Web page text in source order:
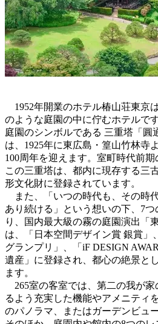
1952年開業のホテル椿山荘東京
のような庭園の中に佇むホテルです
庭園のシンボルである 三重塔「圓
は、1925年に東広島・篁山竹林寺
100周年を迎えます。室町時代前
この三重塔は、都内に現存する三
形文化財に登録されています。
また、「いつの時代も、その時
あり続ける」という想いの下、7
り、国内最大級の霧の庭園演出「
は、「日本空間デザイン賞 銀賞」
グランプリ」、「iF DESIGN
遺産」に登録され、都心の絶景と
ます。
265室の客室では、第二の我が家
るよう充実した機能やアメニティ
のパノラマ、またはガーデンビュ